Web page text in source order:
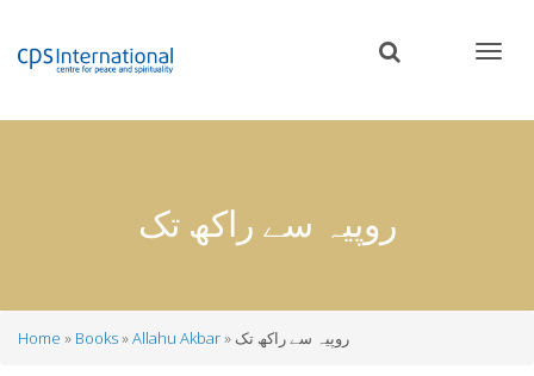
content
روپیہ سے راکھ تک
Home Books Allahu Akbar روپیہ سے راکھ تک